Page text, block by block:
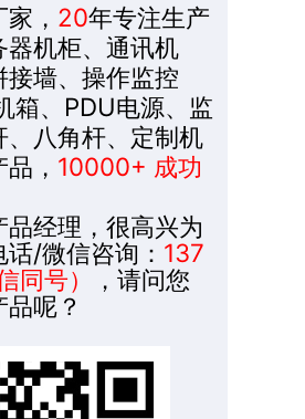
， 20年专注生产
器机柜、通讯机
墙、操作监控
箱、PDU电源、监
八角杆、定制机
， 10000+ 成功
经理，很高兴为
/微信咨询： 137
同号）
，请问您
呢？